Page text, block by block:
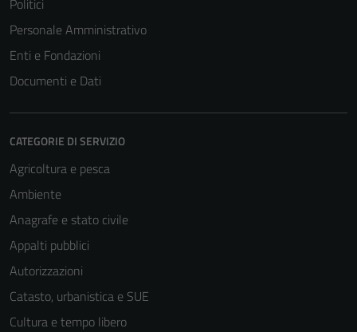
Politici
Personale Amministrativo
Enti e Fondazioni
Documenti e Dati
CATEGORIE DI SERVIZIO
Agricoltura e pesca
Ambiente
Anagrafe e stato civile
Appalti pubblici
Autorizzazioni
Catasto, urbanistica e SUE
Cultura e tempo libero